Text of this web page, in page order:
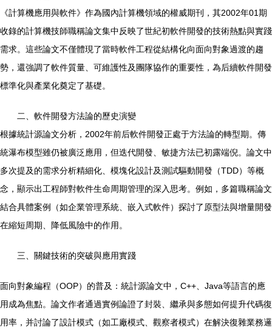
《計算機應用與軟件》作為國內計算機領域的權威期刊，其2002年01期
收錄的計算機技師職稱論文集中反映了世紀初軟件開發的技術熱點與實踐
需求。這些論文不僅體現了當時軟件工程從結構化向面向對象過渡的趨
勢，還強調了軟件質量、可維護性及團隊協作的重要性，為后續軟件開發
標準化與產業化奠定了基礎。
二、軟件開發方法論的歷史演變
根據統計源論文分析，2002年前后軟件開發正處于方法論的轉型期。傳
統瀑布模型雖仍被廣泛應用，但迭代開發、敏捷方法已初露端倪。論文中
多次提及的需求分析精細化、模塊化設計及測試驅動開發（TDD）等概
念，顯示出工程師對軟件生命周期管理的深入思考。例如，多篇職稱論文
結合具體案例（如企業管理系統、嵌入式軟件）探討了原型法與增量開發
在縮短周期、降低風險中的作用。
三、關鍵技術的突破與應用實踐
面向對象編程（OOP）的普及：統計源論文中，C++、Java等語言的應
用成為焦點。論文作者通過實例論證了封裝、繼承與多態如何提升代碼復
用率，并討論了設計模式（如工廠模式、觀察者模式）在解決復雜業務邏